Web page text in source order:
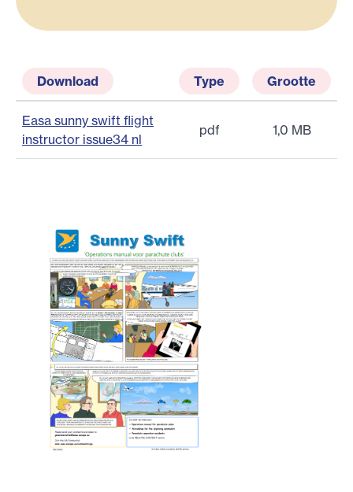
Download Type Grootte
Easa sunny swift flight
instructor issue34 nl
pdf 1,0 MB